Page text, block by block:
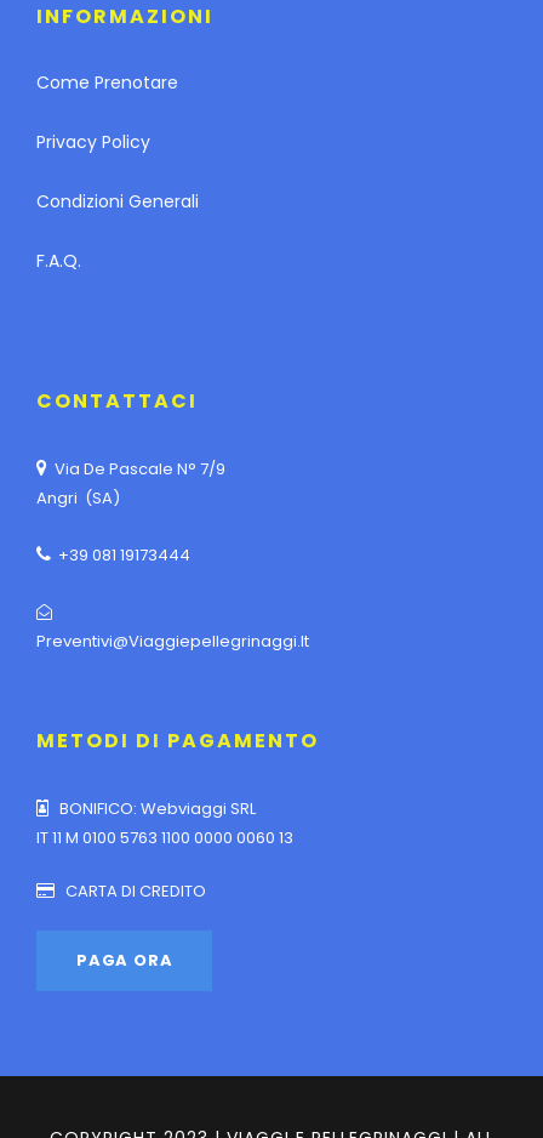
INFORMAZIONI
Come Prenotare
Privacy Policy
Condizioni Generali
F.A.Q.
CONTATTACI
Via De Pascale N° 7/9
Angri (SA)
+39 081 19173444
Preventivi@viaggiepellegrinaggi.it
METODI DI PAGAMENTO
BONIFICO: Webviaggi SRL
IT 11 M 0100 5763 1100 0000 0060 13
CARTA DI CREDITO